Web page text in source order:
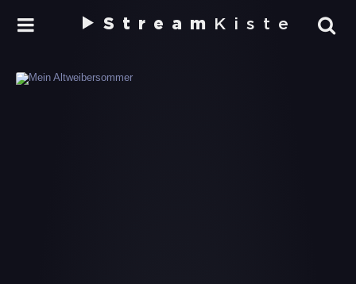
Stream Kiste